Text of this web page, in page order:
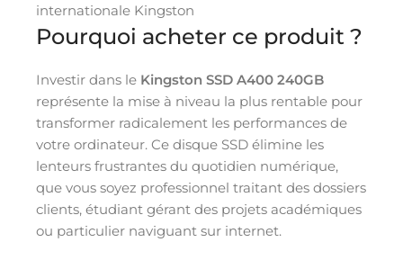
internationale Kingston
Pourquoi acheter ce produit ?
Investir dans le Kingston SSD A400 240GB
représente la mise à niveau la plus rentable pour
transformer radicalement les performances de
votre ordinateur. Ce disque SSD élimine les
lenteurs frustrantes du quotidien numérique,
que vous soyez professionnel traitant des dossiers
clients, étudiant gérant des projets académiques
ou particulier naviguant sur internet.